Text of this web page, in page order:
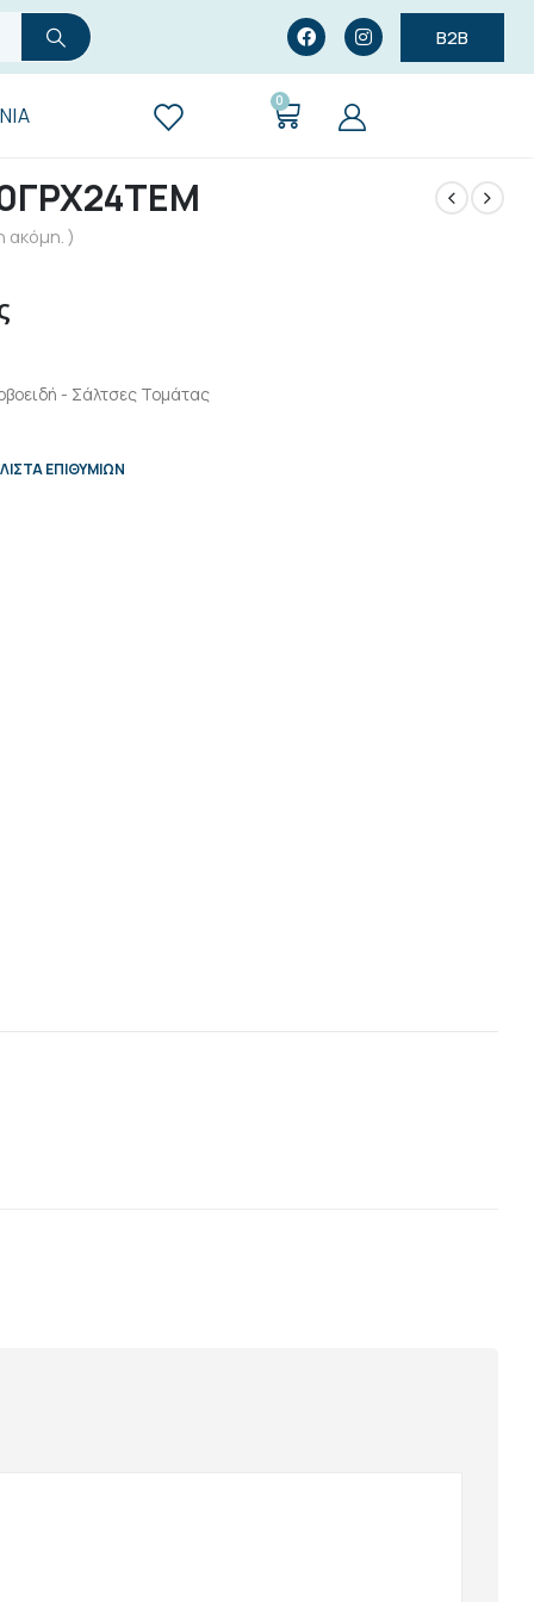
B2B
0
ακόμη. )
- Σάλτσες Τομάτας
ΕΠΙΘΥΜΙΏΝ